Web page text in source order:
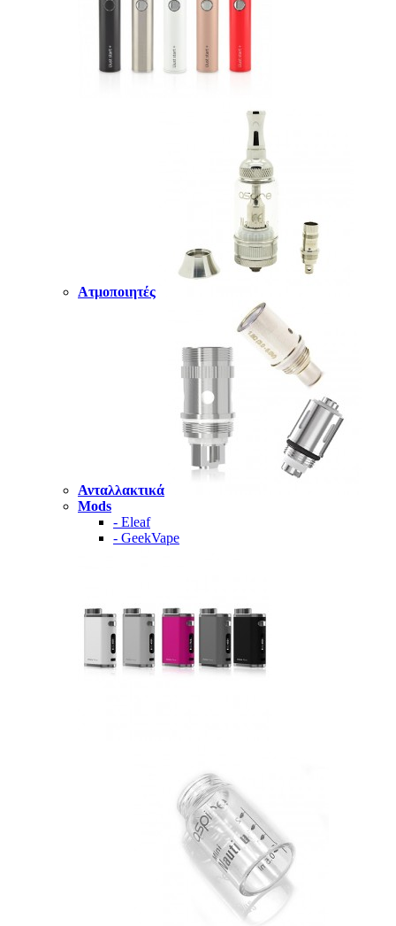
Ατμοποιητές
Ανταλλακτικά
Mods
- Eleaf
- GeekVape